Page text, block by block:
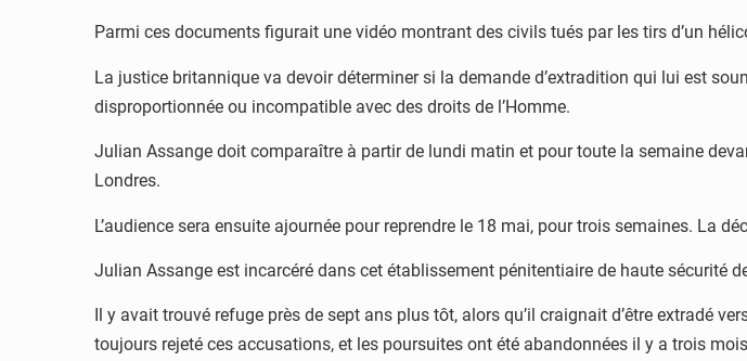
Parmi ces documents figurait une vidéo montrant des civils tués par les tirs d’un
La justice britannique va devoir déterminer si la demande d’extradition qui lui est
disproportionnée ou incompatible avec des droits de l’Homme.
Julian Assange doit comparaître à partir de lundi matin et pour toute la semaine
Londres.
L’audience sera ensuite ajournée pour reprendre le 18 mai, pour trois semaines. La
Julian Assange est incarcéré dans cet établissement pénitentiaire de haute sécurité
Il y avait trouvé refuge près de sept ans plus tôt, alors qu’il craignait d’être extradé
toujours rejeté ces accusations, et les poursuites ont été abandonnées il y a trois